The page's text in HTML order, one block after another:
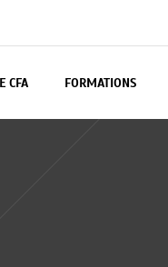
CFA FORMATIONS